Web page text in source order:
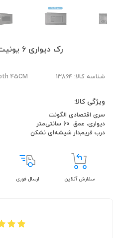
رک دیواری 6 یونیت الگونت عمق 45
شناسه کالا: 13864 45CM
ویژگی کالا:
سری اقتصادی الگونت
دیواری، عمق 60 سانتی‌متر
درب فریم‌دار شیشه‎‌ای نشکن
سفارش آنلاین ارسال فوری